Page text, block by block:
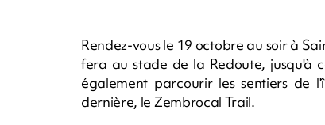
Rendez-vous le 19 octobre au soir à
fera au stade de la Redoute, jusqu'à
également parcourir les sentiers de
dernière, le Zembrocal Trail.